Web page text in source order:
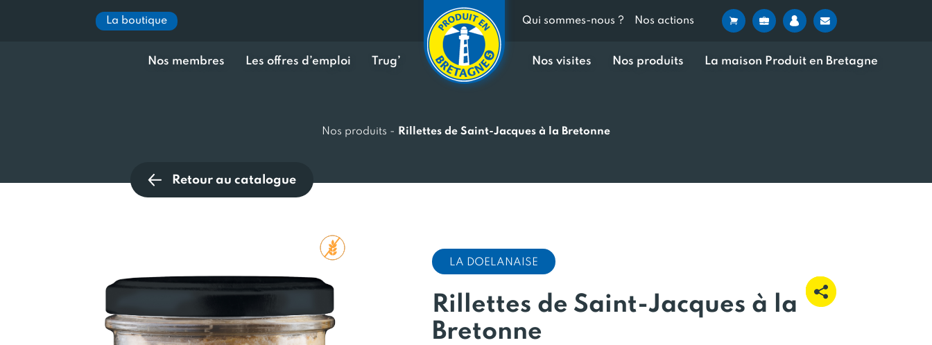
La boutique Qui sommes-nous ? Nos actions
Nos membres Les offres d’emploi Trug’ Nos visites Nos produits La maison Produit en Bretagne
Nos produits - Rillettes de Saint-Jacques à la Bretonne
Retour au catalogue
LA DOELANAISE
Rillettes de Saint-Jacques à la
Bretonne